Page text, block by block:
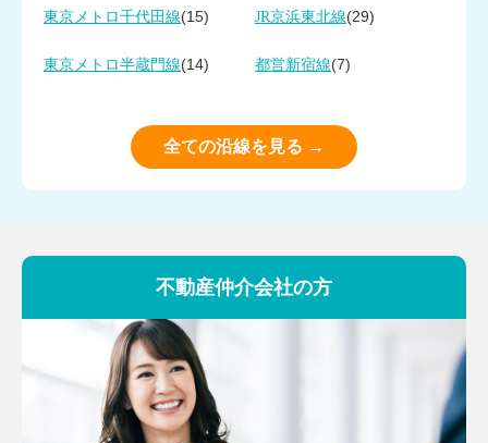
東京メトロ千代田線(15) JR京浜東北線(29)
東京メトロ半蔵門線(14) 都営新宿線(7)
全ての沿線を見る →
不動産仲介会社の方